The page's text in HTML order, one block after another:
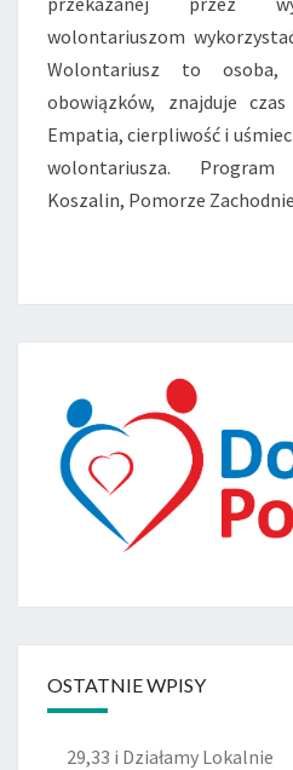
A
W
M
I
N
I
E
Ł
wolontariuszom
Wolontariusz to
obowiązków, znajduje
Empatia, cierpliwość i
wolontariusza. Program
Koszalin, Pomorze
OSTATNIE WPISY
29,33 i Działamy Lokalnie